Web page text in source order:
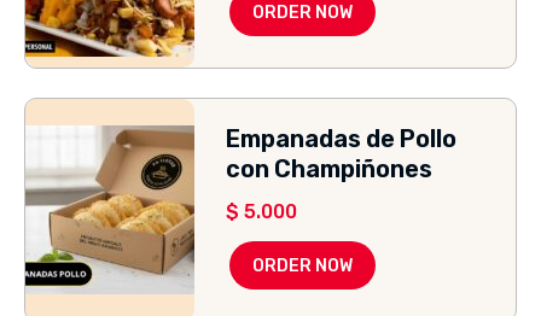
ORDER NOW
Empanadas de Pollo
con Champiñones
$ 5.000
ORDER NOW